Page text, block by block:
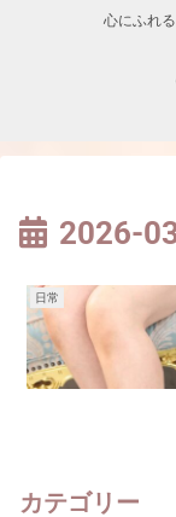
心にふれ
2026-
日常
カテゴリー